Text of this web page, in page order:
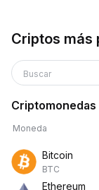
Criptos más
Buscar
Moneda
Bitcoin
BTC
Ethereum